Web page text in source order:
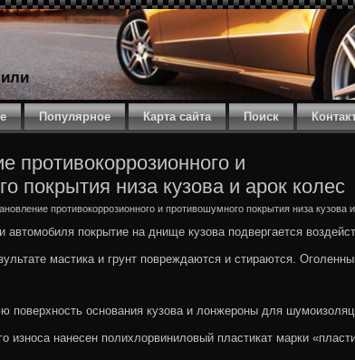
Популярное Карта сайта Поиск
противокоррозионного и
покрытия низа кузова и арок колес
противокоррозионного и противошумного покрытия низа кузова
автомобиля покрытие на днище кузова подвергается
мастика и грунт повреждаются и стираются.
поверхность основания кузова и лонжероны для
износа нанесен полихлорвиниловый пластикат марки